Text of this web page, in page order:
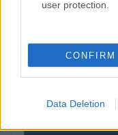
user protection.
CONFIRM
Data Deletion
Nom
Kinza Babylon Staked
(KBTC)
Stride Staked Injective